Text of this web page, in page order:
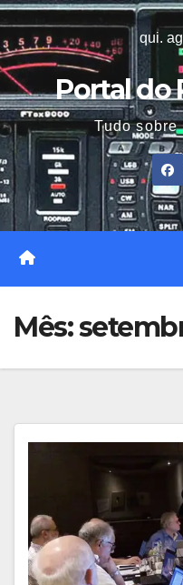
Skip
to
content
qui.
Portal do
Tudo sobre
Mês: